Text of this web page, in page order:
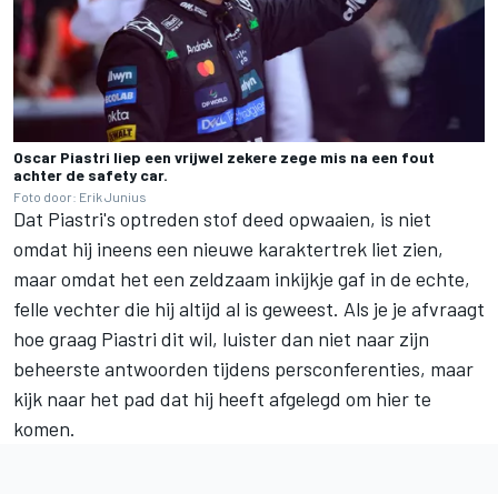
Oscar Piastri liep een vrijwel zekere zege mis na een fout
achter de safety car.
Foto door: Erik Junius
Dat Piastri's optreden stof deed opwaaien, is niet
omdat hij ineens een nieuwe karaktertrek liet zien,
maar omdat het een zeldzaam inkijkje gaf in de echte,
felle vechter die hij altijd al is geweest. Als je je afvraagt
hoe graag Piastri dit wil, luister dan niet naar zijn
beheerste antwoorden tijdens persconferenties, maar
kijk naar het pad dat hij heeft afgelegd om hier te
komen.